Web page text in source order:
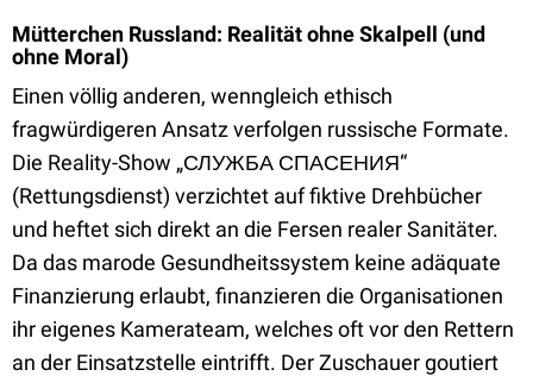
Mütterchen Russland: Realität ohne Skalpell (und
ohne Moral)
Einen völlig anderen, wenngleich ethisch
fragwürdigeren Ansatz verfolgen russische Formate.
Die Reality-Show „СЛУЖБА СПАСЕНИЯ“
(Rettungsdienst) verzichtet auf fiktive Drehbücher
und heftet sich direkt an die Fersen realer Sanitäter.
Da das marode Gesundheitssystem keine adäquate
Finanzierung erlaubt, finanzieren die Organisationen
ihr eigenes Kamerateam, welches oft vor den Rettern
an der Einsatzstelle eintrifft. Der Zuschauer goutiert